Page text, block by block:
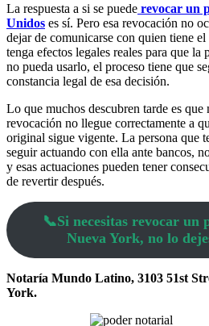
La respuesta a si se puede revocar un
Unidos es sí. Pero esa revocación no
dejar de comunicarse con quien tiene
tenga efectos legales reales para que la
no pueda usarlo, el proceso tiene que
constancia legal de esa decisión.
Lo que muchos descubren tarde es que
revocación no llegue correctamente a
original sigue vigente. La persona que
seguir actuando con ella ante bancos,
y esas actuaciones pueden tener
de revertir después.
📞Si necesitas revocar un
Nueva York, no lo
Notaría Mundo Latino, 3103 51st
York.